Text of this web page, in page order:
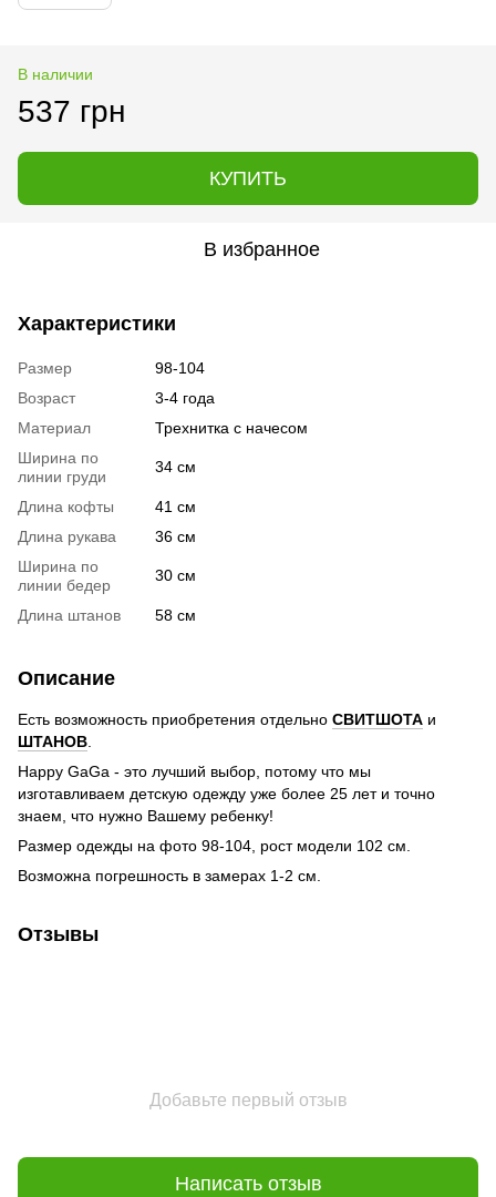
В наличии
537 грн
КУПИТЬ
В избранное
Характеристики
Размер
98-104
Возраст
3-4 года
Материал
Трехнитка с начесом
Ширина по
линии груди
34 см
Длина кофты
41 см
Длина рукава
36 см
Ширина по
линии бедер
30 см
Длина штанов 58 см
Описание
Есть возможность приобретения отдельно СВИТШОТА и
ШТАНОВ.
Happy GaGa - это лучший выбор, потому что мы
изготавливаем детскую одежду уже более 25 лет и точно
знаем, что нужно Вашему ребенку!
Размер одежды на фото 98-104, рост модели 102 см.
Возможна погрешность в замерах 1-2 см.
Отзывы
Добавьте первый отзыв
Написать отзыв